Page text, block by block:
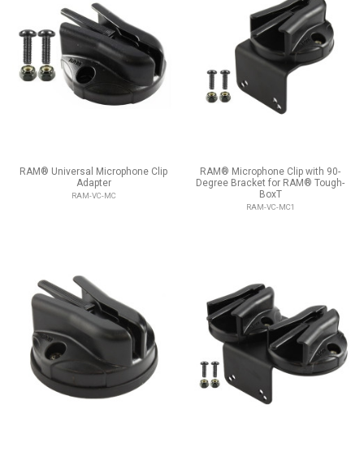
RAM® Universal Microphone Clip
Adapter
RAM-VC-MC
RAM® Microphone Clip with 90-
Degree Bracket for RAM® Tough-
BoxT
RAM-VC-MC1